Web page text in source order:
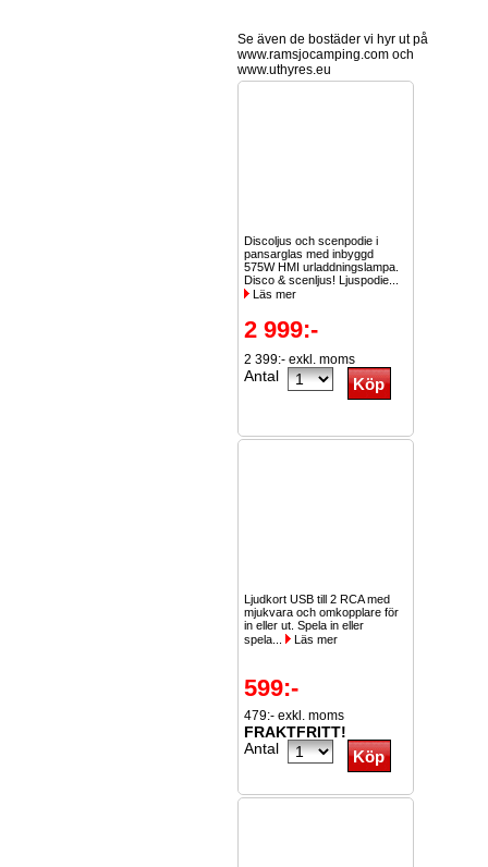
Se även de bostäder vi hyr ut på
www.ramsjocamping.com och
www.uthyres.eu
Discoljus och scenpodie i
pansarglas med inbyggd
575W HMI urladdningslampa.
Disco & scenljus! Ljuspodie...
Läs mer
2 999:-
2 399:- exkl. moms
Antal
Ljudkort USB till 2 RCA med
mjukvara och omkopplare för
in eller ut. Spela in eller
spela...
Läs mer
599:-
479:- exkl. moms
FRAKTFRITT!
Antal